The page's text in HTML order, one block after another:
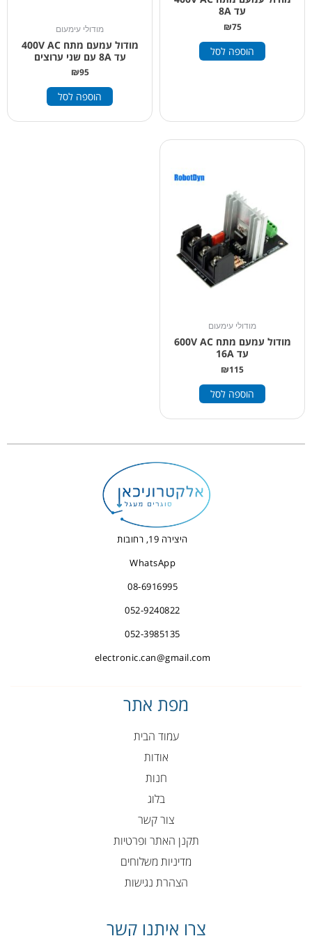
עד 8A
₪75
הוספה לסל
מודולי עימעום
מודול עמעם מתח 400V AC
עד 8A עם שני ערוצים
₪95
הוספה לסל
מודולי עימעום
מודול עמעם מתח 600V AC
עד 16A
₪115
הוספה לסל
היצירה 19, רחובות
WhatsApp
08-6916995
052-9240822
052-3985135
electronic.can@gmail.com
מפת אתר
עמוד הבית
אודות
חנות
בלוג
צור קשר
תקנן האתר ופרטיות
מדיניות משלוחים
הצהרת נגישות
צרו איתנו קשר